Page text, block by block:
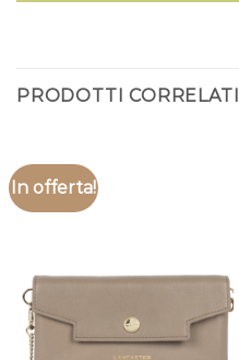
PRODOTTI CORRELATI
In offerta!